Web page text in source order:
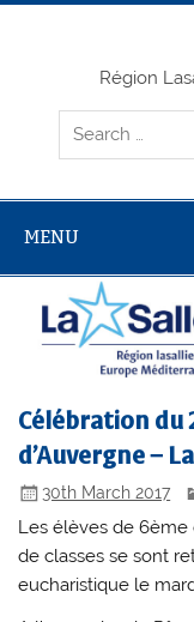
Skip
Région
MENU
Célébration du
d’Auvergne –
30th March 2017
Les élèves de
de classes se sont
eucharistique le